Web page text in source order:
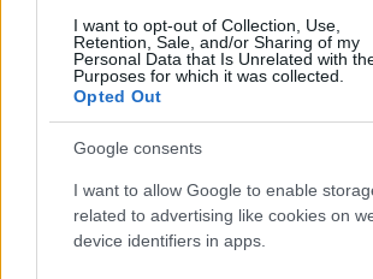
I want to opt-out of Collection, Use,
Retention, Sale, and/or Sharing of my
Personal Data that Is Unrelated with
Purposes for which it was collected.
Opted Out
Google consents
I want to allow Google to enable
related to advertising like cookies on
device identifiers in apps.
Dizionario dei Sogni – J
Dizionario dei Sogni – L
Dizionario dei Sogni – M
Dizionario dei Sogni – N
Dizionario dei Sogni – O
Dizionario dei Sogni – P